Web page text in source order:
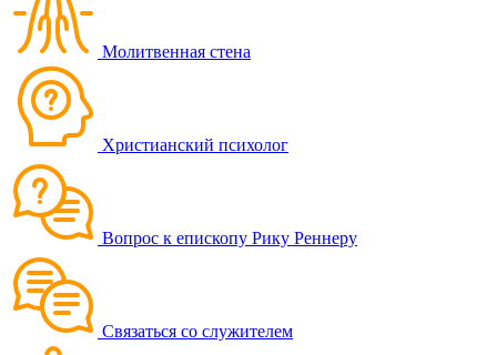
Молитвенная стена
Христианский психолог
Вопрос к епископу Рику Реннеру
Связаться со служителем